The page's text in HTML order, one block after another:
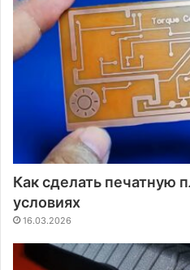
Как сделать печатную
условиях
16.03.2026